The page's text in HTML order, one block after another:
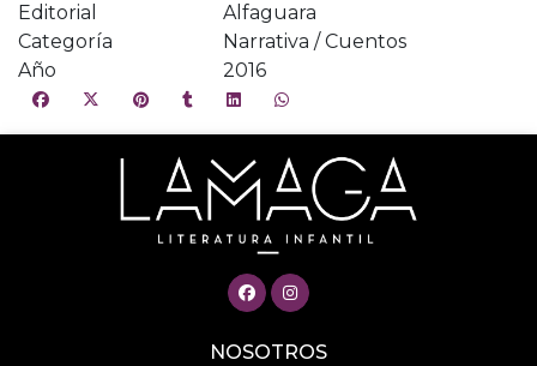
Editorial
Alfaguara
Categoría
Narrativa / Cuentos
Año
2016
NOSOTROS